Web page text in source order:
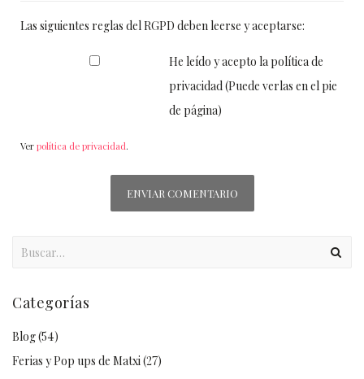
Las siguientes reglas del RGPD deben leerse y aceptarse:
He leído y acepto la política de
privacidad (Puede verlas en el pie
de página)
Ver política de privacidad.
Categorías
Blog(54)
Ferias y Pop ups de Matxi(27)